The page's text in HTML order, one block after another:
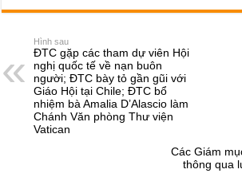
c
e
b
o
o
k
ss
n
g
er
at
A
p
p
e
d
s
er
Hình sau
ĐTC gặp các tham dự viên Hội
nghị quốc tế về nạn buôn
người; ĐTC bày tỏ gần gũi với
Giáo Hội tại Chile; ĐTC bổ
nhiệm bà Amalia D’Alascio làm
Chánh Văn phòng Thư viện
Vatican
Các Giám
thông qua